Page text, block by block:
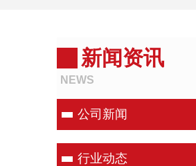
新闻资讯
NEWS
公司新闻
行业动态